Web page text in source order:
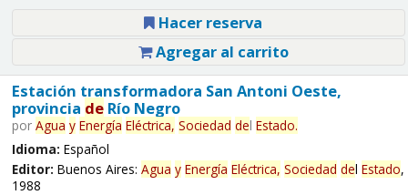
Hacer reserva
Agregar al carrito
Estación transformadora San Antoni Oeste,
provincia deRío Negro
por Agua y Energía Eléctrica, Sociedad del Estado.
Idioma: Español
Editor: Buenos Aires: Agua y Energía Eléctrica, Sociedad del Estado,
1988